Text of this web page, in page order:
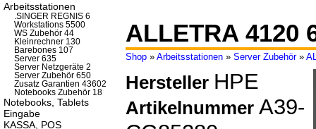
ALLETRA 4120
Shop » Arbeitsstationen » Server Zubehör»
Hersteller HPE
Artikelnummer A39-
Arbeitsstationen
.SINGER REGNIS 6
Workstations 5500
WS Zubehör 44
Kleinrechner 130
Barebones 107
Server 635
Server Netzgeräte 2
Server Zubehör 650
Zusatz Garantien 43602
Notebooks Zubehör 18
Notebooks, Tablets
Eingabe
KASSA, POS